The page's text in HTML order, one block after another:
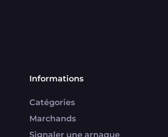
Informations
Catégories
Marchands
Signaler une arnaque